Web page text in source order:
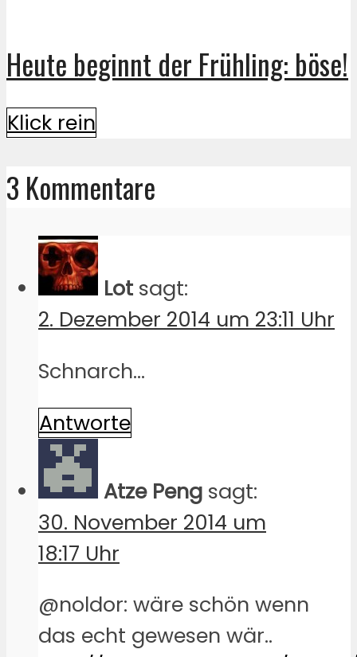
Heute beginnt der Frühling: böse!
Klick rein
3 Kommentare
Lot sagt:
2. Dezember 2014 um 23:11 Uhr
Schnarch…
Antworte
Atze Peng sagt:
30. November 2014 um
18:17 Uhr
@noldor: wäre schön wenn
das echt gewesen wär..